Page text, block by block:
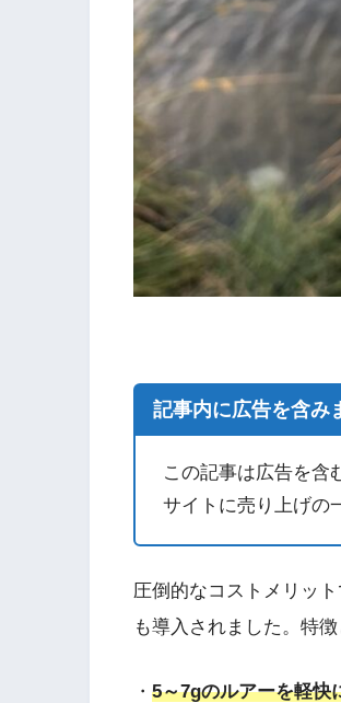
記事内に広告を含み
この記事は広告を含
サイトに売り上げの
圧倒的なコストメリッ
も導入されました。特
・ 5～7gのルアーを軽快